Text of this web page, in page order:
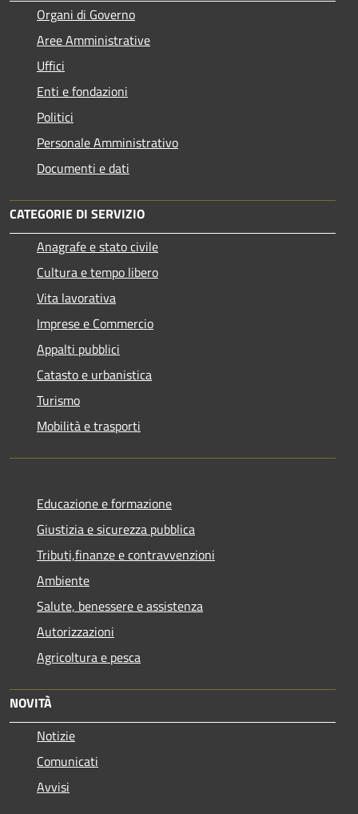
Organi di Governo
Aree Amministrative
Uffici
Enti e fondazioni
Politici
Personale Amministrativo
Documenti e dati
CATEGORIE DI SERVIZIO
Anagrafe e stato civile
Cultura e tempo libero
Vita lavorativa
Imprese e Commercio
Appalti pubblici
Catasto e urbanistica
Turismo
Mobilità e trasporti
Educazione e formazione
Giustizia e sicurezza pubblica
Tributi,finanze e contravvenzioni
Ambiente
Salute, benessere e assistenza
Autorizzazioni
Agricoltura e pesca
NOVITÀ
Notizie
Comunicati
Avvisi